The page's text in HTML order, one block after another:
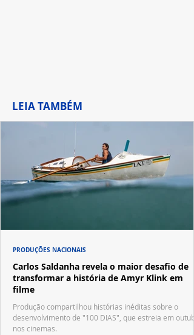
LEIA TAMBÉM
Carlos Saldanha revela o maior desafio de
transformar a história de Amyr Klink em
filme
Produção compartilhou histórias inéditas sobre o
desenvolvimento de "100 DIAS", que estreia em
nos cinemas.
PRODUÇÕES NACIONAIS